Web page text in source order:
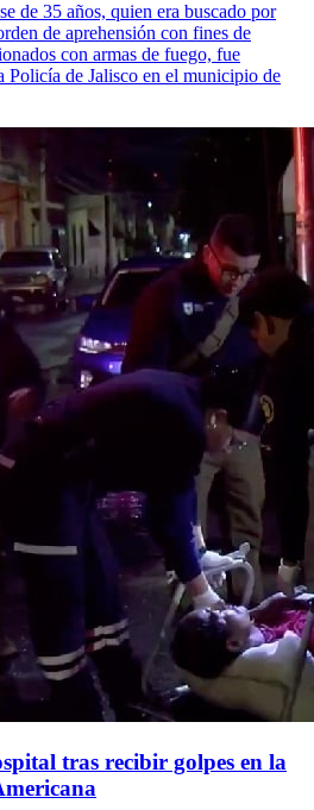
de 35 años, quien era buscado por
de aprehensión con fines de
con armas de fuego, fue
Policía de Jalisco en el municipio de
tras recibir golpes en la